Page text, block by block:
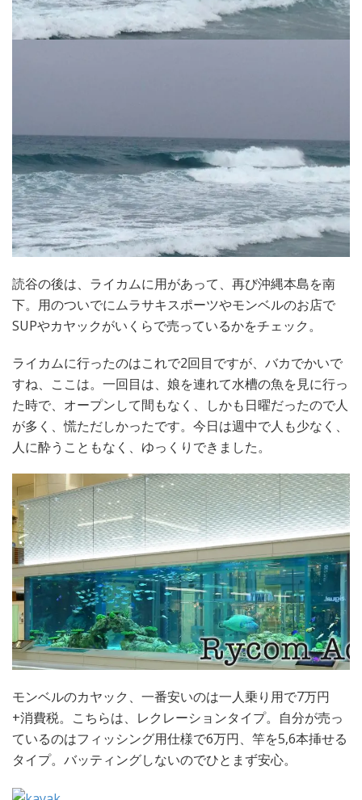
読谷の後は、ライカムに用があって、再び沖縄本島を南
下。用のついでにムラサキスポーツやモンベルのお店で
SUPやカヤックがいくらで売っているかをチェック。
ライカムに行ったのはこれで2回目ですが、バカでかいで
すね、ここは。一回目は、娘を連れて水槽の魚を見に行っ
た時で、オープンして間もなく、しかも日曜だったので人
が多く、慌ただしかったです。今日は週中で人も少なく、
人に酔うこともなく、ゆっくりできました。
モンベルのカヤック、一番安いのは一人乗り用で7万円
+消費税。こちらは、レクレーションタイプ。自分が売っ
ているのはフィッシング用仕様で6万円、竿を5,6本挿せる
タイプ。バッティングしないのでひとまず安心。